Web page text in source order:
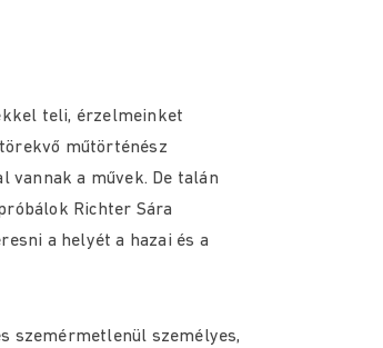
teli, érzelmeinket
műtörténész
vannak a művek. De talán
Richter Sára
a helyét a hazai és a
szemérmetlenül személyes,